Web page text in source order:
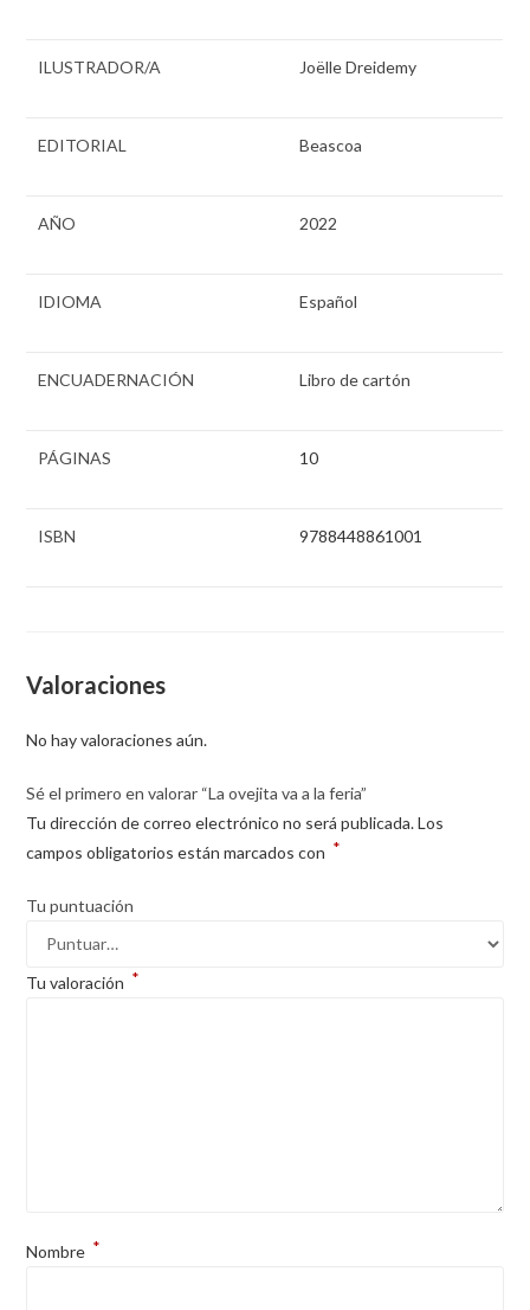
ILUSTRADOR/A Joëlle Dreidemy
EDITORIAL Beascoa
AÑO 2022
IDIOMA Español
ENCUADERNACIÓN Libro de cartón
PÁGINAS 10
ISBN 9788448861001
Valoraciones
No hay valoraciones aún.
Sé el primero en valorar “La ovejita va a la feria”
Tu dirección de correo electrónico no será publicada. Los
campos obligatorios están marcados con *
Tu puntuación
Tu valoración *
Nombre *